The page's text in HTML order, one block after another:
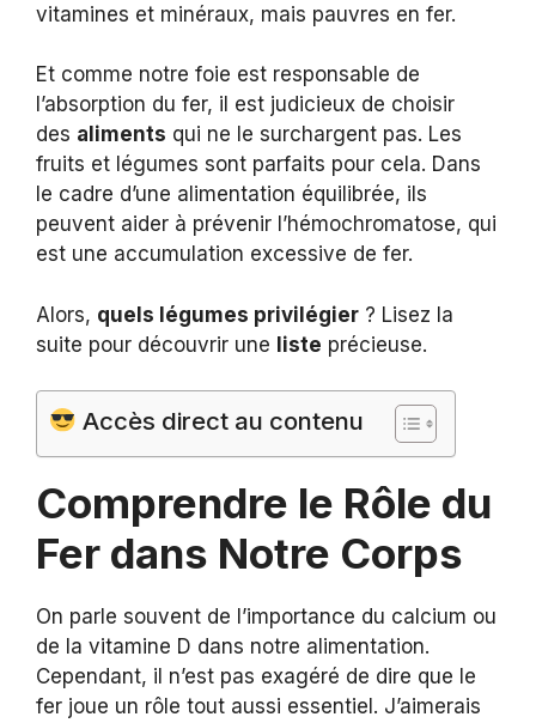
vitamines et minéraux, mais pauvres en fer.
Et comme notre foie est responsable de
l’absorption du fer, il est judicieux de choisir
des aliments qui ne le surchargent pas. Les
fruits et légumes sont parfaits pour cela. Dans
le cadre d’une alimentation équilibrée, ils
peuvent aider à prévenir l’hémochromatose, qui
est une accumulation excessive de fer.
Alors, quels légumes privilégier ? Lisez la
suite pour découvrir une liste précieuse.
Accès direct au contenu
Comprendre le Rôle du
Fer dans Notre Corps
On parle souvent de l’importance du calcium ou
de la vitamine D dans notre alimentation.
Cependant, il n’est pas exagéré de dire que le
fer joue un rôle tout aussi essentiel. J’aimerais